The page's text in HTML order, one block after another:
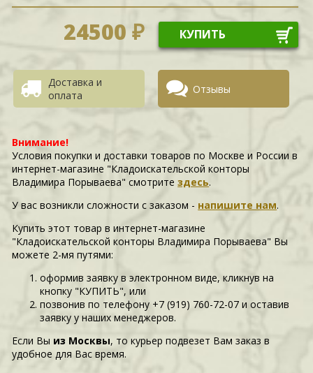
24500 ₽ КУПИТЬ
Доставка и
оплата
Отзывы
Внимание!
Условия покупки и доставки товаров по Москве и России в
интернет-магазине "Кладоискательской конторы
Владимира Порываева" смотритездесь.
У вас возникли сложности c заказом - напишите нам.
Купить этот товар в интернет-магазине
"Кладоискательской конторы Владимира Порываева" Вы
можете 2-мя путями:
оформив заявку в электронном виде, кликнув на
кнопку "КУПИТЬ", или
позвонив по телефону +7 (919) 760-72-07 и оставив
заявку у наших менеджеров.
Если Вы из Москвы, то курьер подвезет Вам заказ в
удобное для Вас время.